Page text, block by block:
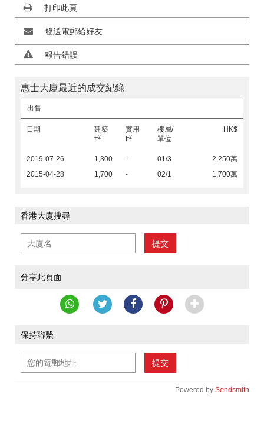
打印此頁
發送電郵給好友
報告錯誤
惠士大廈最近的成交紀錄
出售
日期
建築
ft2
實用
ft2
樓層/
單位
HK$
2019-07-26 1,300 - 01/3
2,250萬
2015-04-28
1,700 - 02/1 1,700萬
香港大廈搜尋
提交
分享此頁面
保持聯繫
提交
Powered by Sendsmith